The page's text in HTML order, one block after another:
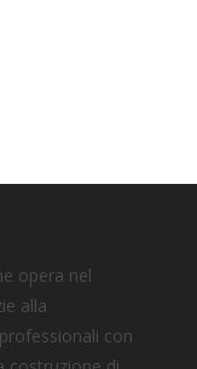
opera nel
alla
con